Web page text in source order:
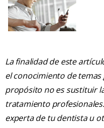
La finalidad de este
el conocimiento de temas
propósito no es sustituir
tratamiento
experta de tu dentista u